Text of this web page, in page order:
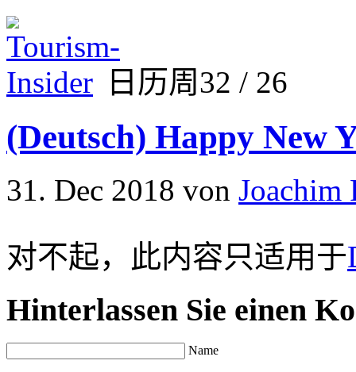
日历周32 / 26
(Deutsch) Happy New
31. Dec 2018 von Joachim
对不起，此内容只适用于
Hinterlassen Sie einen
Name